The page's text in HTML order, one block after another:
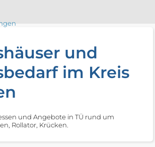
und
im Kreis
und Angebote in TÜ rund um
Rollator, Krücken.